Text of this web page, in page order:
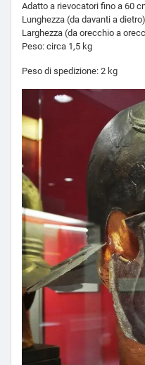
Adatto a rievocatori fino a 60
Lunghezza (da davanti a
Larghezza (da orecchio a
Peso: circa 1,5 kg
Peso di spedizione: 2 kg